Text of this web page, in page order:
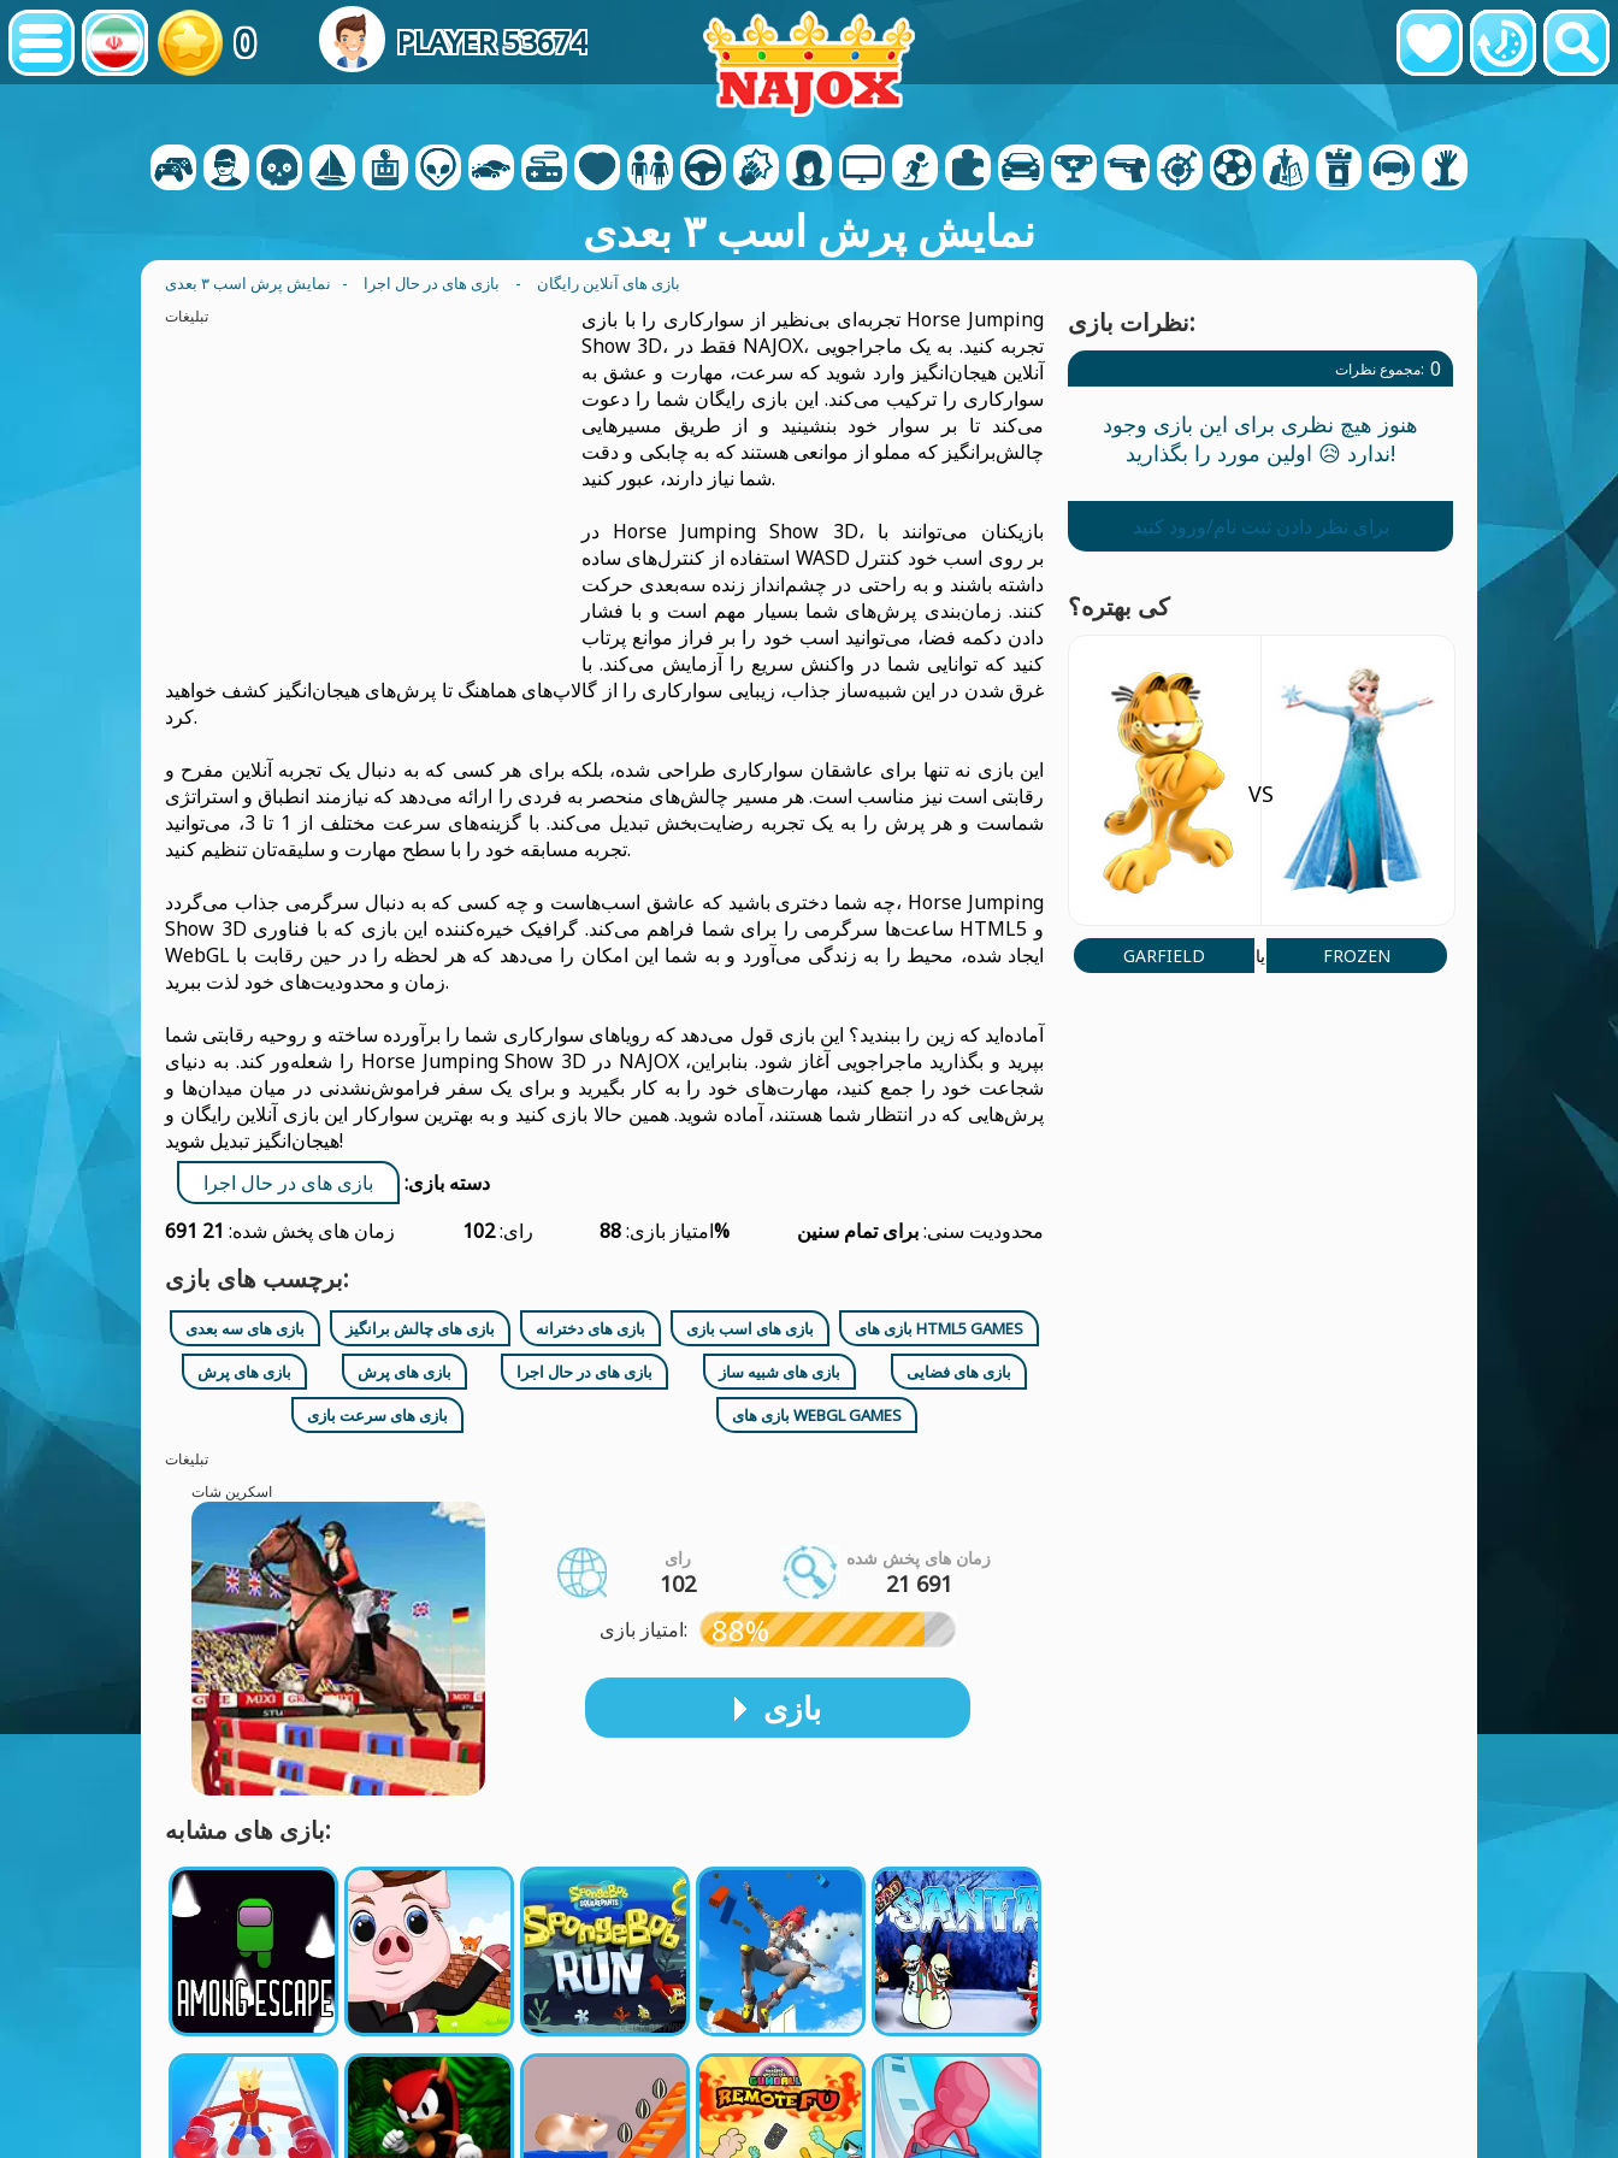
0 PLAYER 53674
نمایش پرش اسب ۳ بعدی
بازی های آنلاین رایگان - بازی های در حال اجرا - نمایش پرش اسب ۳ بعدی
تبلیغات
تجربه‌ای بی‌نظیر از سوارکاری را با بازی Horse Jumping
Show 3D، فقط در NAJOX، تجربه کنید. به یک ماجراجویی
آنلاین هیجان‌انگیز وارد شوید که سرعت، مهارت و عشق به
سوارکاری را ترکیب می‌کند. این بازی رایگان شما را دعوت
می‌کند تا بر سوار خود بنشینید و از طریق مسیرهایی
چالش‌برانگیز که مملو از موانعی هستند که به چابکی و دقت
شما نیاز دارند، عبور کنید.
در Horse Jumping Show 3D، بازیکنان می‌توانند با
استفاده از کنترل‌های ساده WASD بر روی اسب خود کنترل
داشته باشند و به راحتی در چشم‌انداز زنده سه‌بعدی حرکت
کنند. زمان‌بندی پرش‌های شما بسیار مهم است و با فشار
دادن دکمه فضا، می‌توانید اسب خود را بر فراز موانع پرتاب
کنید که توانایی شما در واکنش سریع را آزمایش می‌کند. با
غرق شدن در این شبیه‌ساز جذاب، زیبایی سوارکاری را از گالاپ‌های هماهنگ تا پرش‌های هیجان‌انگیز کشف خواهید
کرد.
این بازی نه تنها برای عاشقان سوارکاری طراحی شده، بلکه برای هر کسی که به دنبال یک تجربه آنلاین مفرح و
رقابتی است نیز مناسب است. هر مسیر چالش‌های منحصر به فردی را ارائه می‌دهد که نیازمند انطباق و استراتژی
شماست و هر پرش را به یک تجربه رضایت‌بخش تبدیل می‌کند. با گزینه‌های سرعت مختلف از 1 تا 3، می‌توانید
تجربه مسابقه خود را با سطح مهارت و سلیقه‌تان تنظیم کنید.
چه شما دختری باشید که عاشق اسب‌هاست و چه کسی که به دنبال سرگرمی جذاب می‌گردد، Horse Jumping
Show 3D ساعت‌ها سرگرمی را برای شما فراهم می‌کند. گرافیک خیره‌کننده این بازی که با فناوری HTML5 و
WebGL ایجاد شده، محیط را به زندگی می‌آورد و به شما این امکان را می‌دهد که هر لحظه را در حین رقابت با
زمان و محدودیت‌های خود لذت ببرید.
آماده‌اید که زین را ببندید؟ این بازی قول می‌دهد که رویاهای سوارکاری شما را برآورده ساخته و روحیه رقابتی شما
را شعله‌ور کند. به دنیای Horse Jumping Show 3D در NAJOX بپرید و بگذارید ماجراجویی آغاز شود. بنابراین،
شجاعت خود را جمع کنید، مهارت‌های خود را به کار بگیرید و برای یک سفر فراموش‌نشدنی در میان میدان‌ها و
پرش‌هایی که در انتظار شما هستند، آماده شوید. همین حالا بازی کنید و به بهترین سوارکار این بازی آنلاین رایگان و
هیجان‌انگیز تبدیل شوید!
دسته بازی:
بازی های در حال اجرا
زمان های پخش شده: 21 691 رای:102 امتیاز بازی:88% محدودیت سنی:برای تمام سنین
برچسب های بازی:
بازی های سه بعدی بازی های چالش برانگیز بازی های دخترانه بازی های اسب بازی
بازی های HTML5 GAMES
بازی های پرش
بازی های پرش بازی های در حال اجرا بازی های شبیه ساز
بازی های فضایی
بازی های سرعت بازی
بازی های WEBGL GAMES
تبلیغات
اسکرین شات
رای
102
زمان های پخش شده
21 691
امتیاز بازی: 88%
بازی
بازی های مشابه:
نظرات بازی:
مجموع نظرات: 0
هنوز هیچ نظری برای این بازی وجود
ندارد 😥 اولین مورد را بگذارید!
برای نظر دادن ثبت نام/ورود کنید
کی بهتره؟
GARFIELD
VS
یا FROZEN